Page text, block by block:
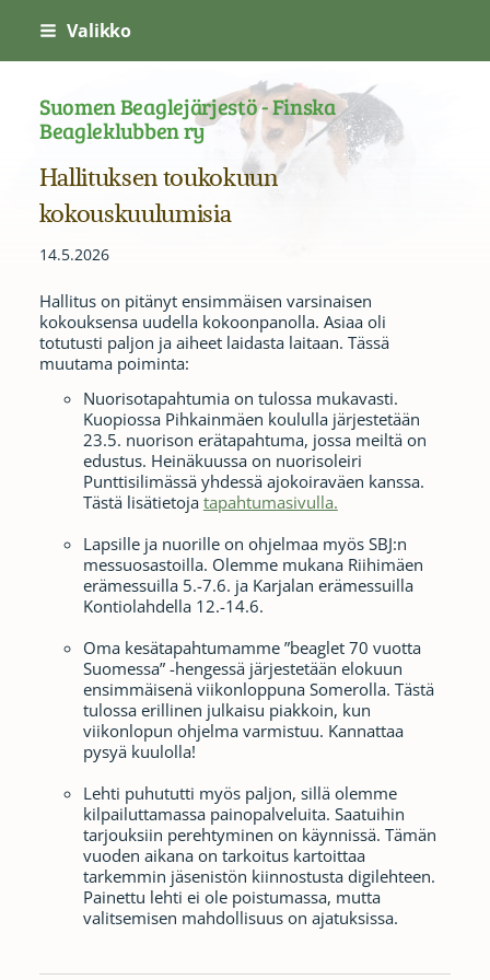
Siirry
sivun
sisältöön
Valikko
Suomen Beaglejärjestö - Finska
Beagleklubben ry
Hallituksen toukokuun
kokouskuulumisia
14.5.2026
Hallitus on pitänyt ensimmäisen varsinaisen
kokouksensa uudella kokoonpanolla. Asiaa oli
totutusti paljon ja aiheet laidasta laitaan. Tässä
muutama poiminta:
Nuorisotapahtumia on tulossa mukavasti.
Kuopiossa Pihkainmäen koululla järjestetään
23.5. nuorison erätapahtuma, jossa meiltä on
edustus. Heinäkuussa on nuorisoleiri
Punttisilimässä yhdessä ajokoiraväen kanssa.
Tästä lisätietoja tapahtumasivulla.
Lapsille ja nuorille on ohjelmaa myös SBJ:n
messuosastoilla. Olemme mukana Riihimäen
erämessuilla 5.-7.6. ja Karjalan erämessuilla
Kontiolahdella 12.-14.6.
Oma kesätapahtumamme ”beaglet 70 vuotta
Suomessa” -hengessä järjestetään elokuun
ensimmäisenä viikonloppuna Somerolla. Tästä
tulossa erillinen julkaisu piakkoin, kun
viikonlopun ohjelma varmistuu. Kannattaa
pysyä kuulolla!
Lehti puhututti myös paljon, sillä olemme
kilpailuttamassa painopalveluita. Saatuihin
tarjouksiin perehtyminen on käynnissä. Tämän
vuoden aikana on tarkoitus kartoittaa
tarkemmin jäsenistön kiinnostusta digilehteen.
Painettu lehti ei ole poistumassa, mutta
valitsemisen mahdollisuus on ajatuksissa.